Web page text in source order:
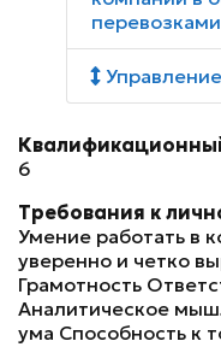
6
Требования к
Умение работать в
уверенно и четко
Грамотность
Аналитическое
ума Способность к